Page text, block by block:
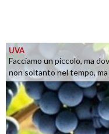
UVA
Facciamo un piccolo, ma
non soltanto nel tempo, ma